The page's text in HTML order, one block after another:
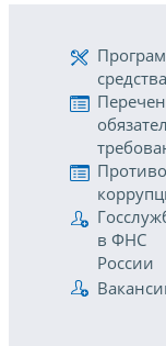
средства
в ФНС
России